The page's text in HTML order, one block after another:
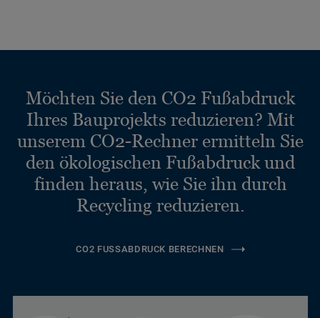
Möchten Sie den CO2 Fußabdruck
Ihres Bauprojekts reduzieren? Mit
unserem CO2-Rechner ermitteln Sie
den ökologischen Fußabdruck und
finden heraus, wie Sie ihn durch
Recycling reduzieren.
CO2 FUSSABDRUCK BERECHNEN